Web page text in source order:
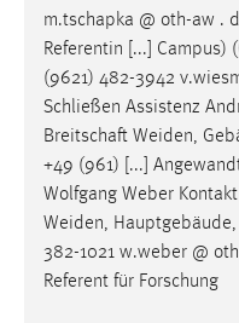
m.tschapka @ oth-aw .
Referentin [...] Campus)
(9621) 482-3942
Schließen Assistenz
Breitschaft Weiden,
+49 (961) [...]
Wolfgang Weber
Weiden, Hauptgebäude,
382-1021 w.weber @
Referent für Forschung